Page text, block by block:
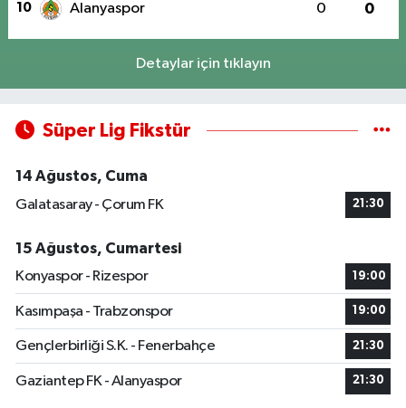
10 Alanyaspor 0 0
Detaylar için tıklayın
Süper Lig Fikstür
14 Ağustos, Cuma
Galatasaray - Çorum FK
21:30
15 Ağustos, Cumartesi
Konyaspor - Rizespor
19:00
Kasımpaşa - Trabzonspor 19:00
Gençlerbirliği S.K. - Fenerbahçe 21:30
Gaziantep FK - Alanyaspor 21:30